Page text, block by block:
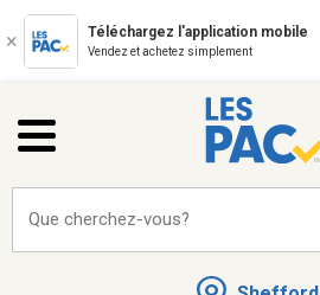
Téléchargez l'application mobile
Vendez et achetez simplement
Que cherchez-vous?